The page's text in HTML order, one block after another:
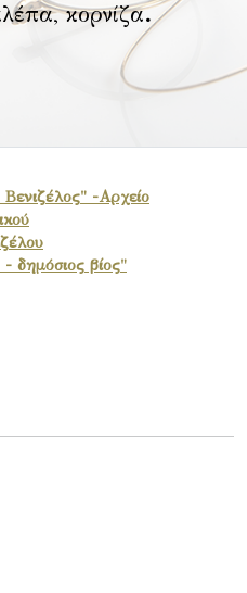
κορνίζα.
-Αρχείο
δημόσιος βίος"